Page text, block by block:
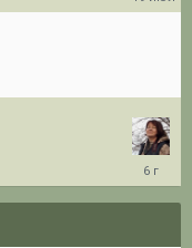
20:46
07:32